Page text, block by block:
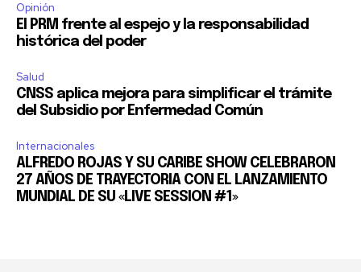
Opinión
El PRM frente al espejo y la responsabilidad
histórica del poder
Salud
CNSS aplica mejora para simplificar el trámite
del Subsidio por Enfermedad Común
Internacionales
ALFREDO ROJAS Y SU CARIBE SHOW CELEBRARON
27 AÑOS DE TRAYECTORIA CON EL LANZAMIENTO
MUNDIAL DE SU «LIVE SESSION #1»